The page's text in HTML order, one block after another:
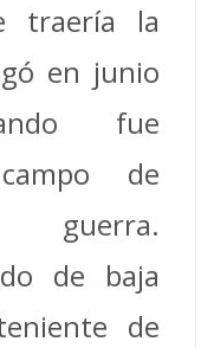
traería la
en junio
fue
de
guerra.
de baja
de